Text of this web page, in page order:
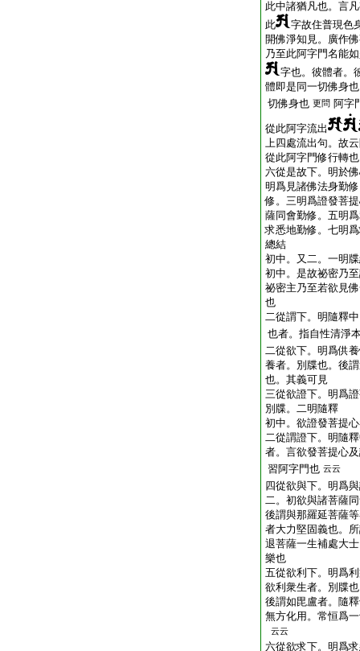
此中諸猶凡也。言
此
字故住普現色
開佛淨知見。廣作
乃至此阿字門名能
字也。彼體者。
體即是同一切佛身
切佛身也 更問 阿字
從此阿字流出
上四處流出句。故
從此阿字門修行轉
六從是故下。明於
明爲見諸佛法身勤
修。三明爲證發菩
薩同會勤修。五明
求悉地勤修。七明
總結
初中。又二。一明
初中。是故祕密乃
祕密主乃至若欲見
也
二從謂下。明隨釋
也者。指自性清淨
二從欲下。明爲供
養者。別牒也。後
也。其義可見
三從欲證下。明爲
別牒。二明隨釋
初中。欲證發菩提
二從謂證下。明隨
者。言欲發菩提心
習阿字門也 云云
四從欲與下。明爲
二。初欲與諸菩薩
後謂與那羅延菩薩
者大力堅固義也。
退菩薩一生補處大
樂也
五從欲利下。明爲
欲利衆生者。別牒也
後謂如毘盧者。隨
無方化用。常恒爲
云云
六從欲求下。明爲